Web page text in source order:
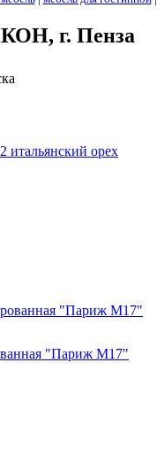
г. Пенза
итальянский орех
"Париж М17"